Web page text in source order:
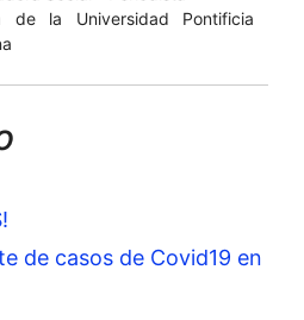
de la Universidad Pontificia
de casos de Covid19 en